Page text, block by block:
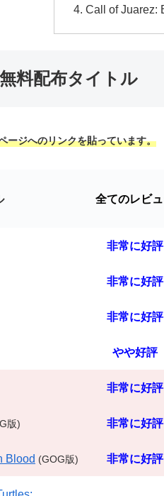
Call of Juarez:
料配布タイトル
ージへのリンクを貼っています。
全てのレビ
非常に好評
非常に好評
非常に好評
やや好評
非常に好評
版) 非常に好評
Blood (GOG版) 非常に好評